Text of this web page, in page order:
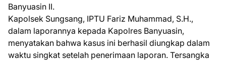
Banyuasin II.
Kapolsek Sungsang, IPTU Fariz Muhammad, S.H.,
dalam laporannya kepada Kapolres Banyuasin,
menyatakan bahwa kasus ini berhasil diungkap dalam
waktu singkat setelah penerimaan laporan. Tersangka